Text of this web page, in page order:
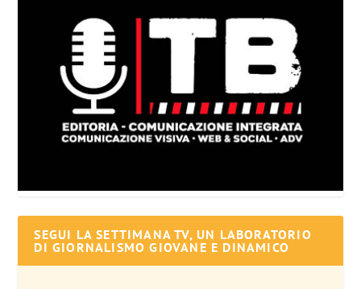
SEGUI LA SETTIMANA TV, UN LABORATORIO
DI GIORNALISMO GIOVANE E DINAMICO